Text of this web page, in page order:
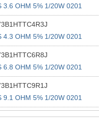
3.6 OHM 5% 1/20W 0201
4.3 OHM 5% 1/20W 0201
6.8 OHM 5% 1/20W 0201
9.1 OHM 5% 1/20W 0201